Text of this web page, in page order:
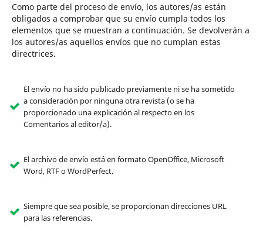
Como parte del proceso de envío, los autores/as están
obligados a comprobar que su envío cumpla todos los
elementos que se muestran a continuación. Se devolverán a
los autores/as aquellos envíos que no cumplan estas
directrices.
El envío no ha sido publicado previamente ni se ha sometido
a consideración por ninguna otra revista (o se ha
proporcionado una explicación al respecto en los
Comentarios al editor/a).
El archivo de envío está en formato OpenOffice, Microsoft
Word, RTF o WordPerfect.
Siempre que sea posible, se proporcionan direcciones URL
para las referencias.